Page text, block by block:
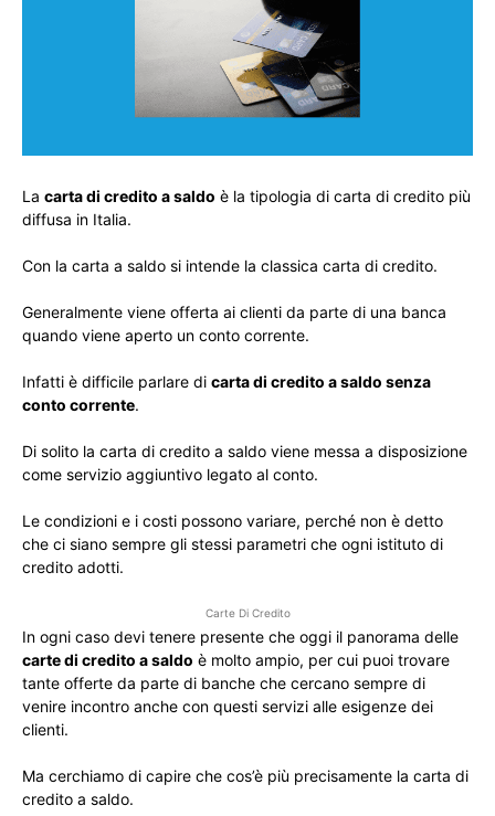
La carta di credito a saldo è la tipologia di carta di credito più
diffusa in Italia.
Con la carta a saldo si intende la classica carta di credito.
Generalmente viene offerta ai clienti da parte di una banca
quando viene aperto un conto corrente.
Infatti è difficile parlare di carta di credito a saldo senza
conto corrente.
Di solito la carta di credito a saldo viene messa a disposizione
come servizio aggiuntivo legato al conto.
Le condizioni e i costi possono variare, perché non è detto
che ci siano sempre gli stessi parametri che ogni istituto di
credito adotti.
Carte Di Credito
In ogni caso devi tenere presente che oggi il panorama delle
carte di credito a saldo è molto ampio, per cui puoi trovare
tante offerte da parte di banche che cercano sempre di
venire incontro anche con questi servizi alle esigenze dei
clienti.
Ma cerchiamo di capire che cos’è più precisamente la carta di
credito a saldo.